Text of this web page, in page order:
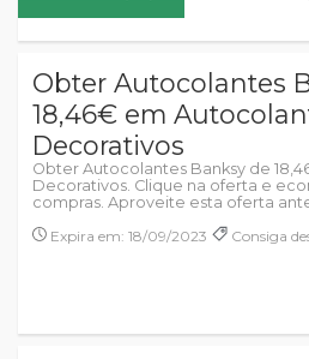
Obter Autocolantes
18,46€ em
Decorativos
Obter Autocolantes Banksy de
Decorativos. Clique na oferta e
compras. Aproveite esta oferta
Expira em: 18/09/2023
Consiga